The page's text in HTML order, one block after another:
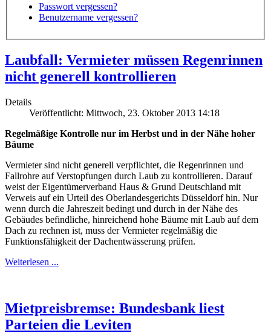
Passwort vergessen?
Benutzername vergessen?
Laubfall: Vermieter müssen Regenrinnen
nicht generell kontrollieren
Details
Veröffentlicht: Mittwoch, 23. Oktober 2013 14:18
Regelmäßige Kontrolle nur im Herbst und in der Nähe hoher
Bäume
Vermieter sind nicht generell verpflichtet, die Regenrinnen und
Fallrohre auf Verstopfungen durch Laub zu kontrollieren. Darauf
weist der Eigentümerverband Haus & Grund Deutschland mit
Verweis auf ein Urteil des Oberlandesgerichts Düsseldorf hin. Nur
wenn durch die Jahreszeit bedingt und durch in der Nähe des
Gebäudes befindliche, hinreichend hohe Bäume mit Laub auf dem
Dach zu rechnen ist, muss der Vermieter regelmäßig die
Funktionsfähigkeit der Dachentwässerung prüfen.
Weiterlesen ...
Mietpreisbremse: Bundesbank liest
Parteien die Leviten